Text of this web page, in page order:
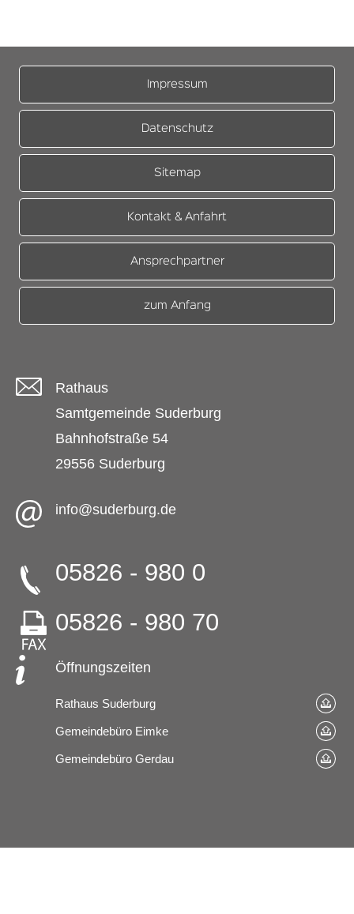
Impressum
Datenschutz
Sitemap
Kontakt & Anfahrt
Ansprechpartner
zum Anfang
Rathaus
Samtgemeinde Suderburg
Bahnhofstraße 54
29556 Suderburg
info@suderburg.de
05826 - 980 0
05826 - 980 70
Öffnungszeiten
Rathaus Suderburg
Gemeindebüro Eimke
Gemeindebüro Gerdau